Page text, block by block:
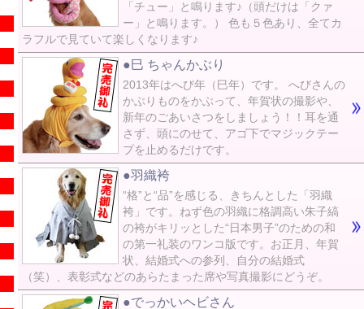
「チュー」と鳴ります♪（頭だけは「クァ
ー」と鳴ります。） 色も５色あり、全てカ
ラフルで見ていて楽しくなります♪
●巳 ちゃんかぶり
2013年はへび年（巳年）です。 へびさんの
かぶりものをかぶって、年賀状の撮影や、
新年のごあいさつをしましょう！！耳を通
さず、頭にのせて、アゴ下でマジックテー
プを止めるだけです。
●羽織袴
“格”と“品”を感じる、きちんとした「羽織
袴」です。ねず色の羽織に格調高い朱子縞
の袴がキリッとした“日本男子”のための和
の第一礼装のワンコ版です。お正月、年賀
状、結婚式への参列、自分の結婚式
（笑）、表彰式などのあらたまった席や写真撮影にどうぞ。
●でっかいヘビさん